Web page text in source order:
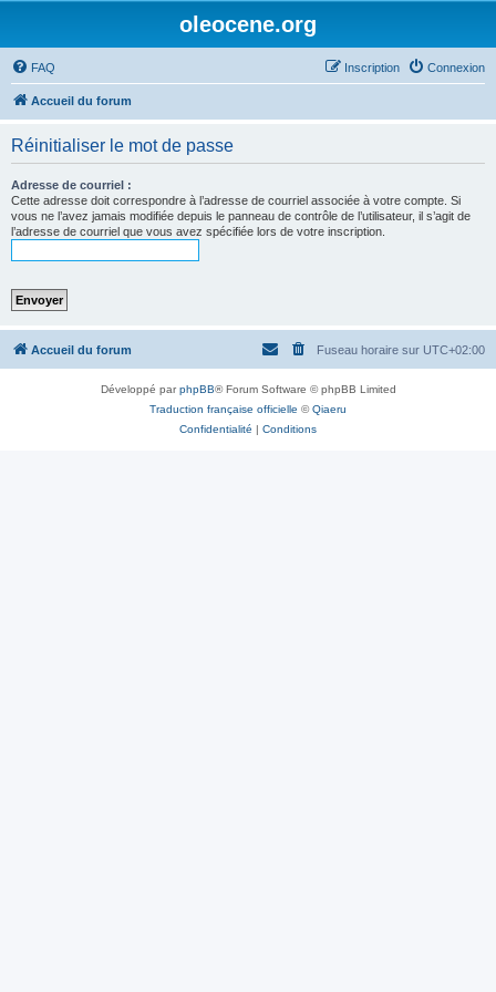
oleocene.org
FAQ Connexion
Inscription
Accueil du forum
Réinitialiser le mot de passe
Adresse de courriel :
Cette adresse doit correspondre à l’adresse de courriel associée à votre compte. Si
vous ne l’avez jamais modifiée depuis le panneau de contrôle de l’utilisateur, il s’agit de
l’adresse de courriel que vous avez spécifiée lors de votre inscription.
Accueil du forum Fuseau horaire sur UTC+02:00
Développé parphpBB® Forum Software © phpBB Limited
Traduction française officielle ©Qiaeru
Confidentialité | Conditions